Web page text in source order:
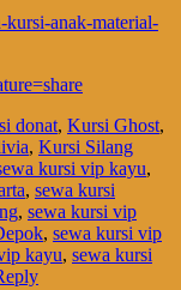
kursi-anak-material-
donat, Kursi Ghost,
, Kursi Silang
kursi vip kayu,
, sewa kursi
, sewa kursi vip
, sewa kursi vip
kayu, sewa kursi